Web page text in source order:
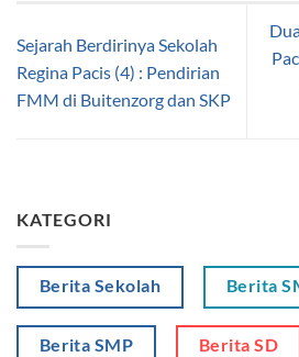
Sejarah Berdirinya Sekolah
Regina Pacis (4) : Pendirian
FMM di Buitenzorg dan SKP
KATEGORI
Berita Sekolah Berita
Berita SMP Berita SD